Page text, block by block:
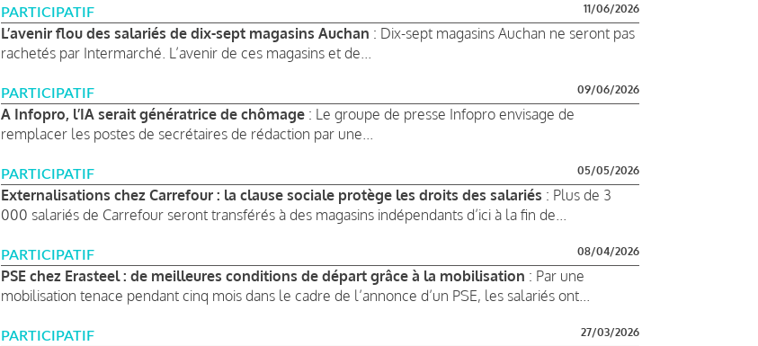
PARTICIPATIF 11/06/2026
L’avenir flou des salariés de dix-sept magasins Auchan : Dix-sept magasins Auchan ne seront pas
rachetés par Intermarché. L’avenir de ces magasins et de...
PARTICIPATIF 09/06/2026
A Infopro, l’IA serait génératrice de chômage : Le groupe de presse Infopro envisage de
remplacer les postes de secrétaires de rédaction par une...
PARTICIPATIF 05/05/2026
Externalisations chez Carrefour : la clause sociale protège les droits des salariés : Plus de 3
000 salariés de Carrefour seront transférés à des magasins indépendants d’ici à la fin de...
PARTICIPATIF 08/04/2026
PSE chez Erasteel : de meilleures conditions de départ grâce à la mobilisation : Par une
mobilisation tenace pendant cinq mois dans le cadre de l’annonce d’un PSE, les salariés ont...
PARTICIPATIF 27/03/2026